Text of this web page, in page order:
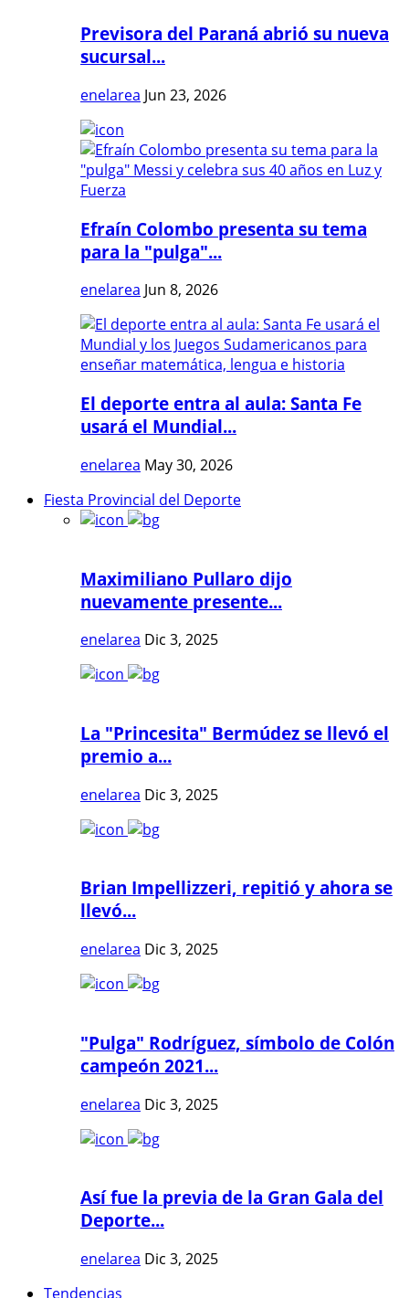
Previsora del Paraná abrió su nueva
sucursal...
enelarea Jun 23, 2026
Efraín Colombo presenta su tema
para la "pulga"...
enelarea Jun 8, 2026
El deporte entra al aula: Santa Fe
usará el Mundial...
enelarea May 30, 2026
Fiesta Provincial del Deporte
Maximiliano Pullaro dijo
nuevamente presente...
enelarea Dic 3, 2025
La "Princesita" Bermúdez se llevó el
premio a...
enelarea Dic 3, 2025
Brian Impellizzeri, repitió y ahora se
llevó...
enelarea Dic 3, 2025
"Pulga" Rodríguez, símbolo de Colón
campeón 2021...
enelarea Dic 3, 2025
Así fue la previa de la Gran Gala del
Deporte...
enelarea Dic 3, 2025
Tendencias